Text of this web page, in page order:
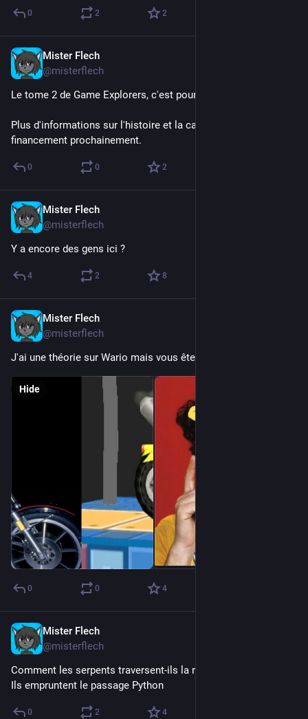
0 2 2
Mister Flech
@misterflech
Le tome 2 de Game Explorers, c'est pour cette année !
Plus d'informations sur l'histoire et la campagne de
financement prochainement.
0 0 2
Mister Flech
@misterflech
Y a encore des gens ici ?
4 2 8
Mister Flech
@misterflech
J'ai une théorie sur Wario mais vous êtes pas prêts.
Hide
0 0 4
Mister Flech
@misterflech
Comment les serpents traversent-ils la route ?
Ils empruntent le passage Python
0 2 4